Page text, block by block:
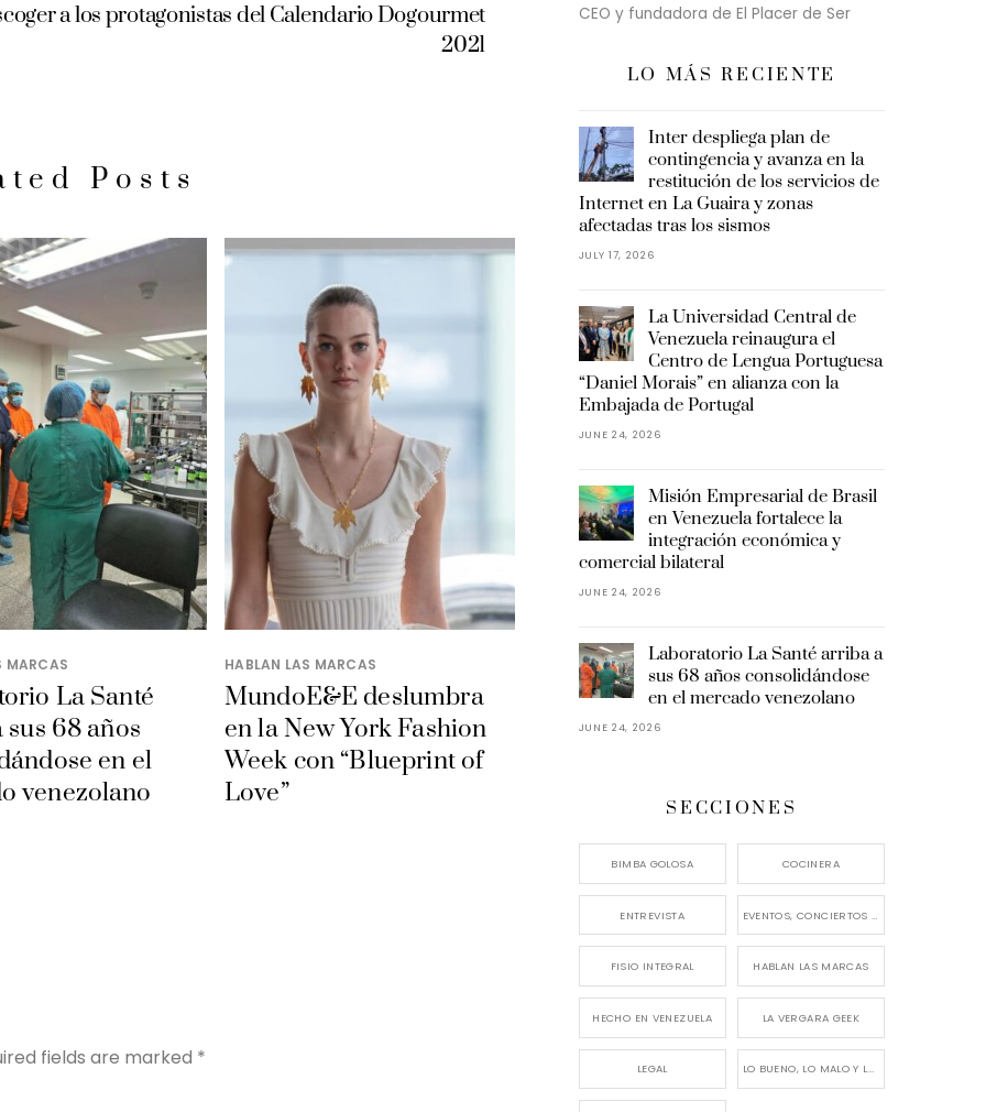
a los protagonistas del Calendario Dogourmet
2021
Posts
MARCAS
La Santé
68 años
en el
venezolano
HABLAN LAS MARCAS
MundoE&E deslumbra
en la New York Fashion
Week con “Blueprint of
Love”
fields are marked *
CEO y fundadora de El Placer de Ser
LO MÁS RECIENTE
Inter despliega plan de
contingencia y avanza en la
restitución de los servicios de
Internet en La Guaira y zonas
afectadas tras los sismos
JULY 17, 2026
La Universidad Central de
Venezuela reinaugura el
Centro de Lengua Portuguesa
“Daniel Morais” en alianza con la
Embajada de Portugal
JUNE 24, 2026
Misión Empresarial de Brasil
en Venezuela fortalece la
integración económica y
comercial bilateral
JUNE 24, 2026
Laboratorio La Santé arriba a
sus 68 años consolidándose
en el mercado venezolano
JUNE 24, 2026
SECCIONES
BIMBA GOLOSA COCINERA
ENTREVISTA
FISIO INTEGRAL HABLAN LAS MARCAS
HECHO EN VENEZUELA LA VERGARA GEEK
LEGAL LO BUENO, LO MALO Y LO FEO